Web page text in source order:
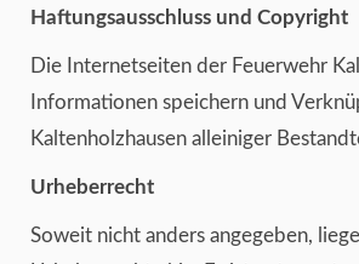
Haftungsausschluss und Copyright
Die Internetseiten der Feuerwehr
Informationen speichern und
Kaltenholzhausen alleiniger
Urheberrecht
Soweit nicht anders angegeben,